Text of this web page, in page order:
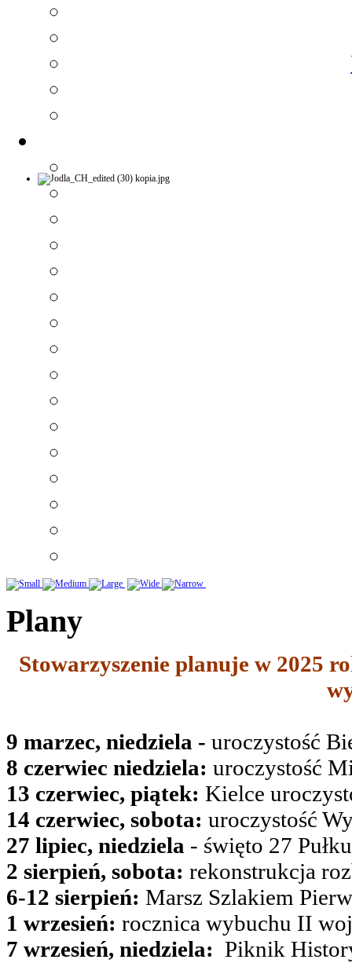
Plany
Stowarzyszenie planuje w 2025
9 marzec, niedziela - uroczystość
8 czerwiec niedziela: uroczystość
13 czerwiec, piątek: Kielce
14 czerwiec, sobota: uroczystość
27 lipiec, niedziela - święto 27
2 sierpień, sobota: rekonstrukcja
6-12 sierpień: Marsz Szlakiem
1 wrzesień: rocznica wybuchu II
7 wrzesień, niedziela: Piknik